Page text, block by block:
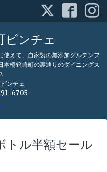
ビンチェ
使えて、自家製の無添加グルテンフ
本橋箱崎町の裏通りのダイニングス
ンチェ
6705
トル半額セール